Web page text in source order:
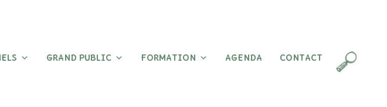
GRAND PUBLIC FORMATION AGENDA CONTACT